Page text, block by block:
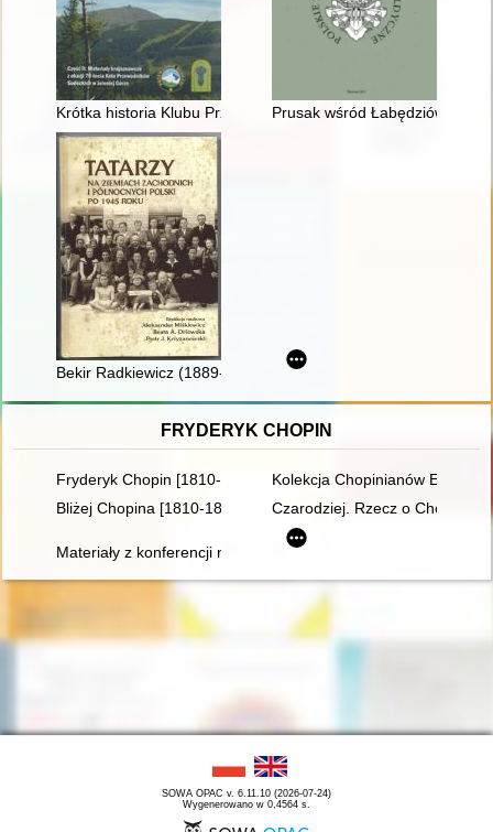
Krótka historia Klubu Przewodników im. Księcia Bolka I w
Prusak wśród Łabędziów : o
Bekir Radkiewicz (1889-1987) i jego żona Chanifa z domu
FRYDERYK CHOPIN
Fryderyk Chopin [1810-1849]
Kolekcja Chopinianów
Bliżej Chopina [1810-1849]
Czarodziej. Rzecz o Chopinie
Materiały z konferencji naukowej "Twórczość naukowa i
SOWA OPAC v. 6.11.10 (2026-07-24)
Wygenerowano w 0,4564 s.